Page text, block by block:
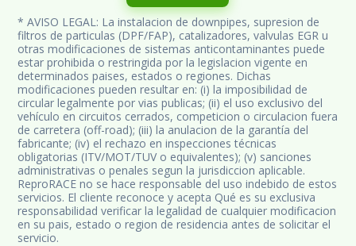
* AVISO LEGAL: La instalacion de downpipes, supresion de
filtros de particulas (DPF/FAP), catalizadores, valvulas EGR u
otras modificaciones de sistemas anticontaminantes puede
estar prohibida o restringida por la legislacion vigente en
determinados paises, estados o regiones. Dichas
modificaciones pueden resultar en: (i) la imposibilidad de
circular legalmente por vias publicas; (ii) el uso exclusivo del
vehículo en circuitos cerrados, competicion o circulacion fuera
de carretera (off-road); (iii) la anulacion de la garantía del
fabricante; (iv) el rechazo en inspecciones técnicas
obligatorias (ITV/MOT/TUV o equivalentes); (v) sanciones
administrativas o penales segun la jurisdiccion aplicable.
ReproRACE no se hace responsable del uso indebido de estos
servicios. El cliente reconoce y acepta Qué es su exclusiva
responsabilidad verificar la legalidad de cualquier modificacion
en su pais, estado o region de residencia antes de solicitar el
servicio.